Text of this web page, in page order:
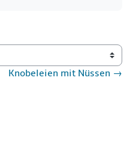
Knobeleien mit Nüssen →